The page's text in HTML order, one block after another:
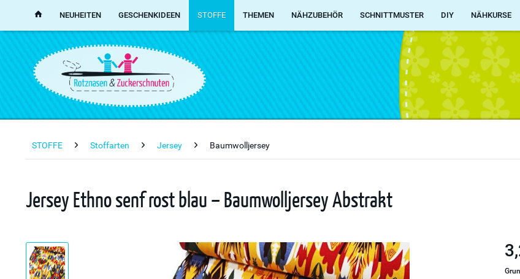
NEUHEITEN GESCHENKIDEEN STOFFE THEMEN NÄHZUBEHÖR SCHNITTMUSTER DIY NÄHKURSE
STOFFE Stoffarten Jersey Baumwolljersey
Jersey Ethno senf rost blau – Baumwolljersey Abstrakt